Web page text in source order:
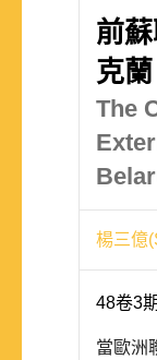
前
克
The
楊三億
48卷3
當歐洲